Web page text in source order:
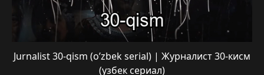
Jurnalist 30-qism (o’zbek serial) | Журналист 30-кисм
(узбек сериал)